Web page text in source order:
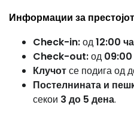
Информации за престојот
Check-in:од12:00
Check-out:од 09:00
Клучотсе подига од
Постелнината и
секои 3 до 5 дена.